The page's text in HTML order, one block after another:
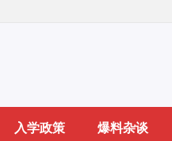
入学政策 爆料杂谈